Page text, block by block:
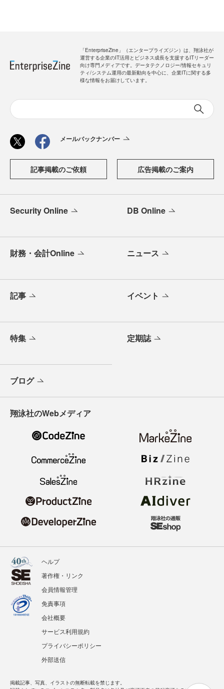
「EnterpriseZine」（エンタープライズジン）は、翔泳社が
運営する企業のIT活用とビジネス成長を支援するITリーダー
向け専門メディアです。データテクノロジー/情報セキュリ
ティ/システム運用の最新動向を中心に、企業ITに関する多
様な情報をお届けしています。
メールバックナンバー
記事掲載のご依頼 広告掲載のご案内
Security Online DB Online
財務・会計Online ニュース
記事 イベント
特集 定期誌
ブログ
翔泳社のWebメディア
ヘルプ
著作権・リンク
会員情報管理
免責事項
会社概要
サービス利用規約
プライバシーポリシー
外部送信
掲載記事、写真、イラストの無断転載を禁じます。